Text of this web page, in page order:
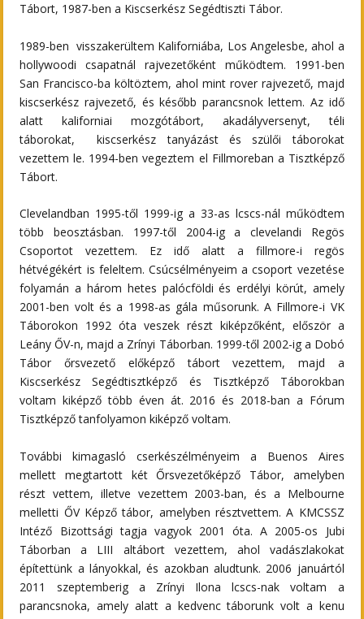
Tábort, 1987-ben a Kiscserkész Segédtiszti Tábor.
1989-ben visszakerültem Kaliforniába, Los Angelesbe, ahol a
hollywoodi csapatnál rajvezetőként működtem. 1991-ben
San Francisco-ba költöztem, ahol mint rover rajvezető, majd
kiscserkész rajvezető, és később parancsnok lettem. Az idő
alatt kaliforniai mozgótábort, akadályversenyt, téli
táborokat, kiscserkész tanyázást és szülői táborokat
vezettem le. 1994-ben vegeztem el Fillmoreban a Tisztképző
Tábort.
Clevelandban 1995-től 1999-ig a 33-as lcscs-nál működtem
több beosztásban. 1997-től 2004-ig a clevelandi Regös
Csoportot vezettem. Ez idő alatt a fillmore-i regös
hétvégékért is feleltem. Csúcsélményeim a csoport vezetése
folyamán a három hetes palócföldi és erdélyi körút, amely
2001-ben volt és a 1998-as gála műsorunk. A Fillmore-i VK
Táborokon 1992 óta veszek részt kiképzőként, először a
Leány ŐV-n, majd a Zrínyi Táborban. 1999-től 2002-ig a Dobó
Tábor őrsvezető előképző tábort vezettem, majd a
Kiscserkész Segédtisztképző és Tisztképző Táborokban
voltam kiképző több éven át. 2016 és 2018-ban a Fórum
Tisztképző tanfolyamon kiképző voltam.
További kimagasló cserkészélményeim a Buenos Aires
mellett megtartott két Őrsvezetőképző Tábor, amelyben
részt vettem, illetve vezettem 2003-ban, és a Melbourne
melletti ŐV Képző tábor, amelyben résztvettem. A KMCSSZ
Intéző Bizottsági tagja vagyok 2001 óta. A 2005-os Jubi
Táborban a LIII altábort vezettem, ahol vadászlakokat
építettünk a lányokkal, és azokban aludtunk. 2006 januártól
2011 szeptemberig a Zrínyi Ilona lcscs-nak voltam a
parancsnoka, amely alatt a kedvenc táborunk volt a kenu